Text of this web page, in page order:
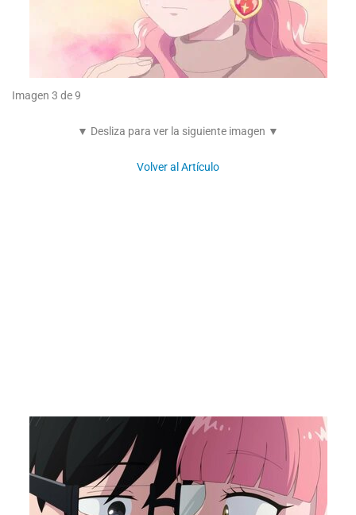
Imagen 3 de 9
▼ Desliza para ver la siguiente imagen ▼
Volver al Artículo